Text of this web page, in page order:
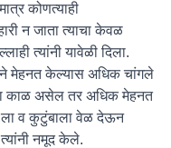
कोणत्याही
न जाता त्याचा केवळ
त्यांनी यावेळी दिला.
मेहनत केल्यास अधिक चांगले
काळ असेल तर अधिक मेहनत
व कुटुंबाला वेळ देऊन
नमूद केले.